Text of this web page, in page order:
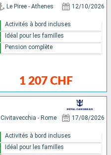
Le Piree - Athenes 12/10/2026
1 207 CHF
Activités à bord incluses
Idéal pour les familles
Pension complète
Civitavecchia - Rome 17/08/2026
Activités à bord incluses
Idéal pour les familles